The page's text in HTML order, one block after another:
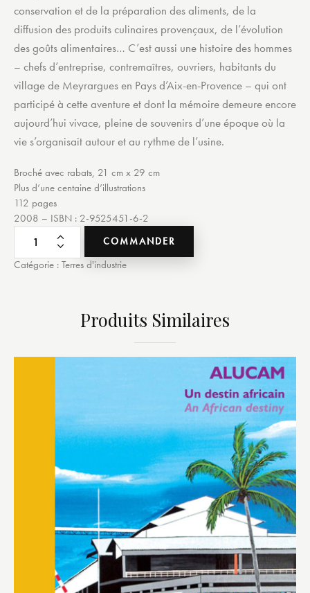
conservation et de la préparation des aliments, de la
diffusion des produits culinaires provençaux, de l’évolution
des goûts alimentaires… C’est aussi une histoire des hommes
– chefs d’entreprise, contremaîtres, ouvriers, habitants du
village de Meyrargues en Pays d’Aix-en-Provence – qui ont
participé à cette aventure et dont la mémoire demeure encore
aujourd’hui vivace, pleine de souvenirs d’une époque où la
vie s’organisait autour et au rythme de l’usine.
Broché avec rabats, 21 cm x 29 cm
Plus d’une centaine d’illustrations
112 pages
2008 – ISBN : 2-9525451-6-2
COMMANDER
Catégorie : Terres d'industrie
Produits Similaires